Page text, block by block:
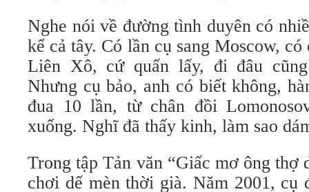
Nghe nói về đường tình duyên có
kể cả tây. Có lần cụ sang Moscow,
Liên Xô, cứ quấn lấy, đi đâu
Nhưng cụ bảo, anh có biết không,
đua 10 lần, từ chân đồi
xuống. Nghĩ đã thấy kinh, làm sao
Trong tập Tản văn “Giấc mơ ông thợ
chơi dế mèn thời già. Năm 2001, cụ